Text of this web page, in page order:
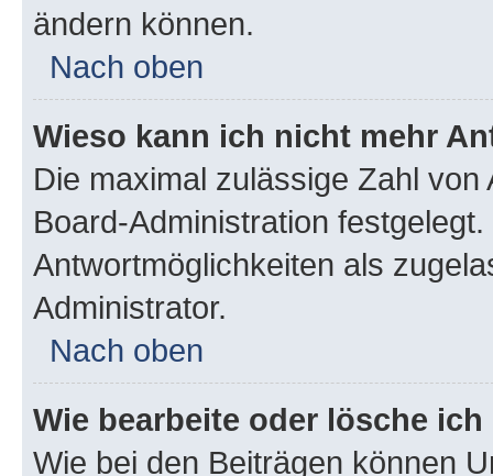
ändern können.
Nach oben
Wieso kann ich nicht mehr
Die maximal zulässige Zahl
Board-Administration
Antwortmöglichkeiten als
Administrator.
Nach oben
Wie bearbeite oder lösche
Wie bei den Beiträgen können